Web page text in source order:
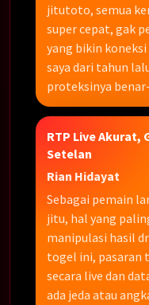
jitutoto, semua
super cepat, gak
yang bikin
saya dari tahun
proteksinya
RTP Live Akurat,
Setelan
Rian Hidayat
Sebagai pemain
jitu, hal yang
manipulasi hasil
togel ini,
secara live dan
ada jeda atau